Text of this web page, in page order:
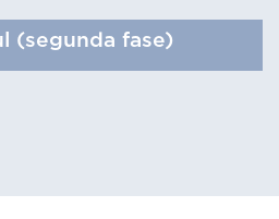
(segunda fase)